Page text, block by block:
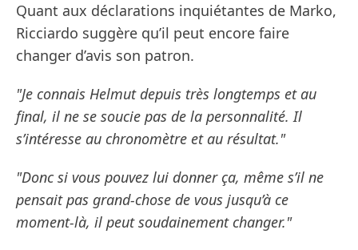
Quant aux déclarations inquiétantes de Marko,
Ricciardo suggère qu’il peut encore faire
changer d’avis son patron.
"Je connais Helmut depuis très longtemps et au
final, il ne se soucie pas de la personnalité. Il
s’intéresse au chronomètre et au résultat."
"Donc si vous pouvez lui donner ça, même s’il ne
pensait pas grand-chose de vous jusqu’à ce
moment-là, il peut soudainement changer."